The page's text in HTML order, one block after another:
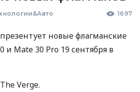
1697
новые флагманские
Mate 30 Pro 19 сентября в
Verge.